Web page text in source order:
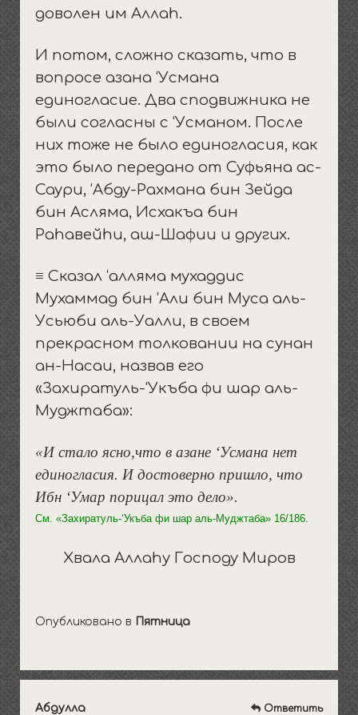
доволен им Аллаh.
И потом, сложно сказать, что в
вопросе азана ‘Усмана
единогласие. Два сподвижника не
были согласны с ‘Усманом. После
них тоже не было единогласия, как
это было передано от Суфьяна ас-
Саури, ‘Абду-Рахмана бин Зейда
бин Асляма, Исхакъа бин
Раhавейhи, аш-Шафии и других.
≡ Сказал ‘алляма мухаддис
Мухаммад бин ‘Али бин Муса аль-
Усьюби аль-Уалли, в своем
прекрасном толковании на сунан
ан-Насаи, назвав его
«Захиратуль-‘Укъба фи шар аль-
Муджтаба»:
«И стало ясно,что в азане ‘Усмана нет
единогласия. И достоверно пришло, что
Ибн ‘Умар порицал это дело».
См. «Захиратуль-‘Укъба фи шар аль-Муджтаба» 16/186.
Хвала Аллаhу Господу Миров
Опубликовано в Пятница
Абдулла Ответить